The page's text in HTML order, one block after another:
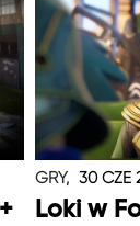
GRY, 30 CZE
Loki w